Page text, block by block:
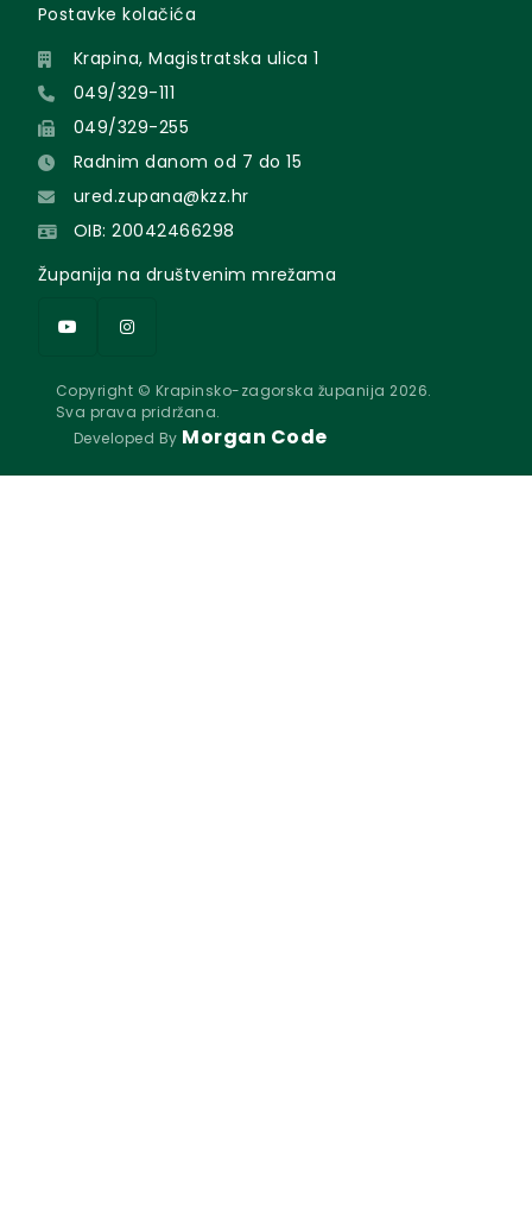
Postavke kolačića
Krapina, Magistratska ulica 1
049/329-111
049/329-255
Radnim danom od 7 do 15
ured.zupana@kzz.hr
OIB: 20042466298
Županija na društvenim mrežama
Copyright © Krapinsko-zagorska županija 2026.
Sva prava pridržana.
Developed By Morgan Code